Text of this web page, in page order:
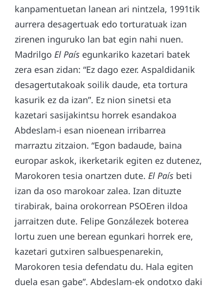
kanpamentuetan lanean ari nintzela, 1991tik
aurrera desagertuak edo torturatuak izan
zirenen inguruko lan bat egin nahi nuen.
Madrilgo El País egunkariko kazetari batek
zera esan zidan: “Ez dago ezer. Aspaldidanik
desagertutakoak soilik daude, eta tortura
kasurik ez da izan”. Ez nion sinetsi eta
kazetari sasijakintsu horrek esandakoa
Abdeslam-i esan nioenean irribarrea
marraztu zitzaion. “Egon badaude, baina
europar askok, ikerketarik egiten ez dutenez,
Marokoren tesia onartzen dute. El País beti
izan da oso marokoar zalea. Izan dituzte
tirabirak, baina orokorrean PSOEren ildoa
jarraitzen dute. Felipe Gonzálezek boterea
lortu zuen une berean egunkari horrek ere,
kazetari gutxiren salbuespenarekin,
Marokoren tesia defendatu du. Hala egiten
duela esan gabe”. Abdeslam-ek ondotxo daki